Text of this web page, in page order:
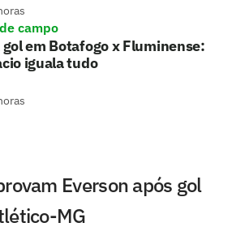
campo
gol em Botafogo x Fluminense:
iguala tudo
Everson após gol
MG